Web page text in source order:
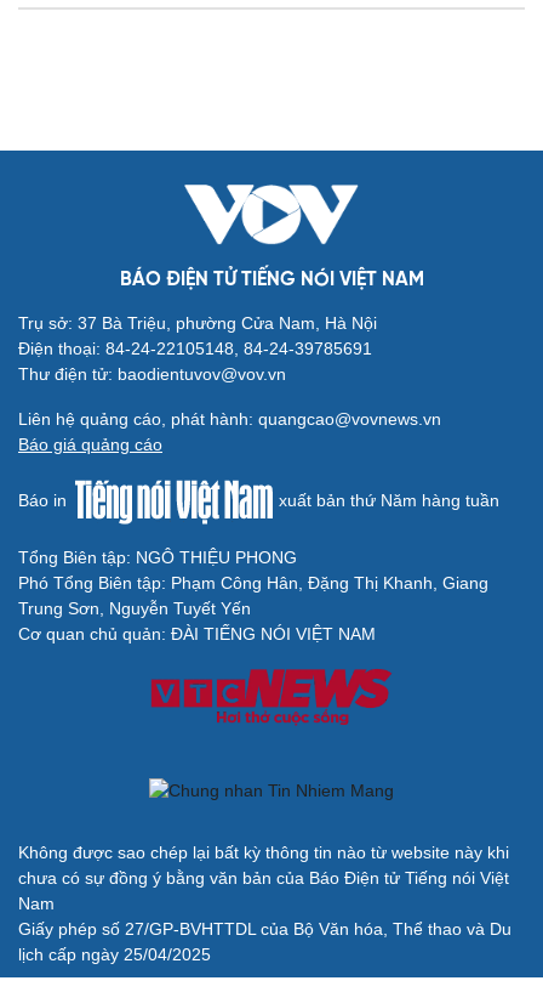
Di sản
Giải trí
Nghệ sĩ
Thời trang
Du lịch
Săn Tour
check-in
Podcast
Cửa sổ tình yêu
Kể chuyện cho bé
Hạt giống tâm hồn
BÁO ĐIỆN TỬ TIẾNG NÓI VIỆT NAM
Trụ sở: 37 Bà Triệu, phường Cửa Nam, Hà Nội
Điện thoại: 84-24-22105148, 84-24-39785691
Thư điện tử: baodientuvov@vov.vn
Liên hệ quảng cáo, phát hành: quangcao@vovnews.vn
Báo giá quảng cáo
Báo in xuất bản thứ Năm hàng tuần
Tổng Biên tập: NGÔ THIỆU PHONG
Phó Tổng Biên tập: Phạm Công Hân, Đặng Thị Khanh, Giang
Trung Sơn, Nguyễn Tuyết Yến
Cơ quan chủ quản: ĐÀI TIẾNG NÓI VIỆT NAM
Không được sao chép lại bất kỳ thông tin nào từ website này khi
chưa có sự đồng ý bằng văn bản của Báo Điện tử Tiếng nói Việt
Nam
Giấy phép số 27/GP-BVHTTDL của Bộ Văn hóa, Thể thao và Du
lịch cấp ngày 25/04/2025